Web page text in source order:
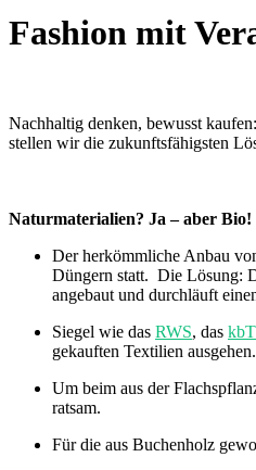
Fashion mit
Nachhaltig denken, bewusst
stellen wir die zukunftsfähigsten
Naturmaterialien? Ja – aber Bio!
Der herkömmliche Anbau
Düngern statt. Die Lösung:
angebaut und durchläuft
Siegel wie das RWS, das kbT
gekauften Textilien ausgehen.
Um beim aus der
ratsam.
Für die aus Buchenholz